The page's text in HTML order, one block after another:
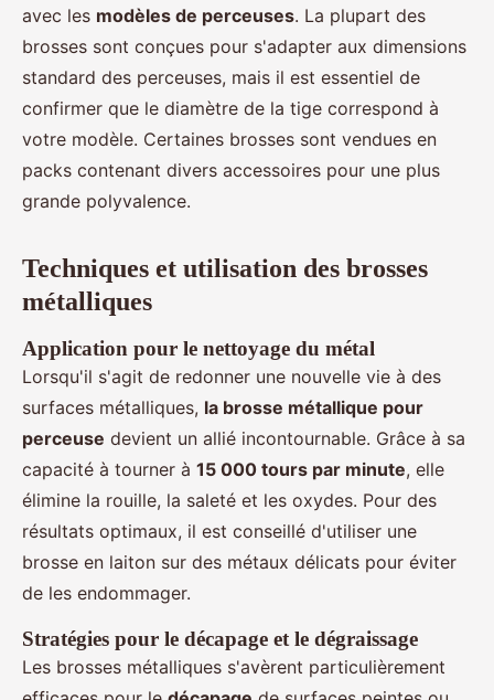
avec les modèles de perceuses. La plupart des
brosses sont conçues pour s'adapter aux dimensions
standard des perceuses, mais il est essentiel de
confirmer que le diamètre de la tige correspond à
votre modèle. Certaines brosses sont vendues en
packs contenant divers accessoires pour une plus
grande polyvalence.
Techniques et utilisation des brosses
métalliques
Application pour le nettoyage du métal
Lorsqu'il s'agit de redonner une nouvelle vie à des
surfaces métalliques, la brosse métallique pour
perceuse devient un allié incontournable. Grâce à sa
capacité à tourner à 15 000 tours par minute, elle
élimine la rouille, la saleté et les oxydes. Pour des
résultats optimaux, il est conseillé d'utiliser une
brosse en laiton sur des métaux délicats pour éviter
de les endommager.
Stratégies pour le décapage et le dégraissage
Les brosses métalliques s'avèrent particulièrement